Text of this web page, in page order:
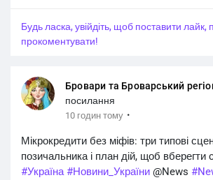
Будь ласка, увійдіть, щоб поставити лайк,
прокоментувати!
Бровари та Броварський
посилання
10 годин тому ·
Мікрокредити без міфів: три типові
позичальника і план дій, щоб вберегти
#Україна #Новини_України @News